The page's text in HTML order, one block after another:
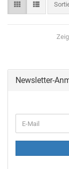
Newsletter-